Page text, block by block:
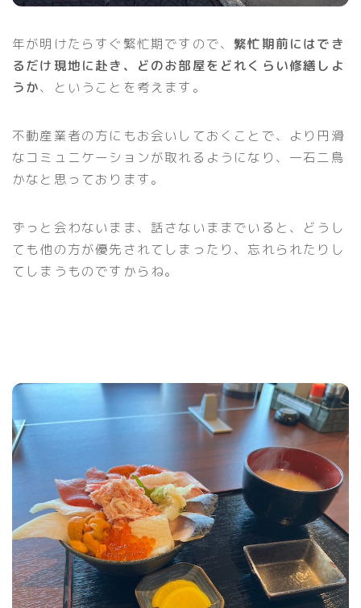
年が明けたらすぐ繁忙期ですので、 繁忙期前にはでき
るだけ現地に赴き、どのお部屋をどれくらい修繕しよ
うか、ということを考えます。
不動産業者の方にもお会いしておくことで、より円滑
なコミュニケーションが取れるようになり、一石二鳥
かなと思っております。
ずっと会わないまま、話さないままでいると、どうし
ても他の方が優先されてしまったり、忘れられたりし
てしまうものですからね。